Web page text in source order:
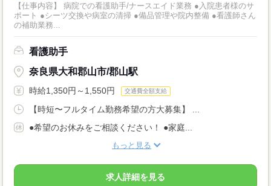
【仕事内容】 病院での看護助手/ナースエイド業務 ●入院患者様のサ
ポート ●シーツ交換や病室の清掃 ●備品管理や院内整備 ●看護師さん
の補助業務...
看護助手
奈良県大和郡山市/郡山駅
時給1,350円～1,550円 交通費全額支給
【時短〜フルタイム勤務希望の方大募集】 ...
●希望のお休みをご相談ください！ ●家庭...
もっと見る
求人詳細を見る